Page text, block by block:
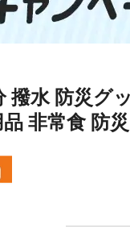
撥水 防災グ
非常食 防